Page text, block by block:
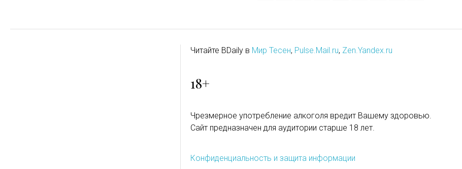
Читайте BDaily в Мир Тесен, Pulse.Mail.ru, Zen.Yandex.ru
18+
Чрезмерное употребление алкоголя вредит Вашему здоровью.
Сайт предназначен для аудитории старше 18 лет.
Конфиденциальность и защита информации